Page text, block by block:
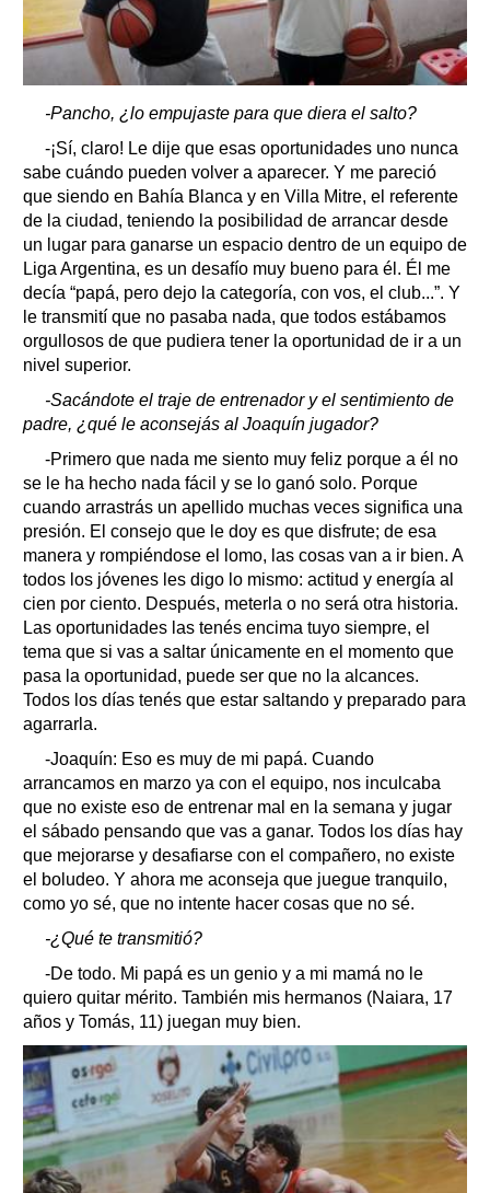
-Pancho, ¿lo empujaste para que diera el salto?
-¡Sí, claro! Le dije que esas oportunidades uno nunca
sabe cuándo pueden volver a aparecer. Y me pareció
que siendo en Bahía Blanca y en Villa Mitre, el referente
de la ciudad, teniendo la posibilidad de arrancar desde
un lugar para ganarse un espacio dentro de un equipo de
Liga Argentina, es un desafío muy bueno para él. Él me
decía “papá, pero dejo la categoría, con vos, el club...”. Y
le transmití que no pasaba nada, que todos estábamos
orgullosos de que pudiera tener la oportunidad de ir a un
nivel superior.
-Sacándote el traje de entrenador y el sentimiento de
padre, ¿qué le aconsejás al Joaquín jugador?
-Primero que nada me siento muy feliz porque a él no
se le ha hecho nada fácil y se lo ganó solo. Porque
cuando arrastrás un apellido muchas veces significa una
presión. El consejo que le doy es que disfrute; de esa
manera y rompiéndose el lomo, las cosas van a ir bien. A
todos los jóvenes les digo lo mismo: actitud y energía al
cien por ciento. Después, meterla o no será otra historia.
Las oportunidades las tenés encima tuyo siempre, el
tema que si vas a saltar únicamente en el momento que
pasa la oportunidad, puede ser que no la alcances.
Todos los días tenés que estar saltando y preparado para
agarrarla.
-Joaquín: Eso es muy de mi papá. Cuando
arrancamos en marzo ya con el equipo, nos inculcaba
que no existe eso de entrenar mal en la semana y jugar
el sábado pensando que vas a ganar. Todos los días hay
que mejorarse y desafiarse con el compañero, no existe
el boludeo. Y ahora me aconseja que juegue tranquilo,
como yo sé, que no intente hacer cosas que no sé.
-¿Qué te transmitió?
-De todo. Mi papá es un genio y a mi mamá no le
quiero quitar mérito. También mis hermanos (Naiara, 17
años y Tomás, 11) juegan muy bien.